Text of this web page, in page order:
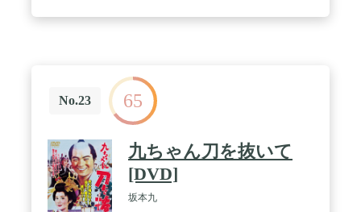
No.23 65
九ちゃん刀を抜いて
[DVD]
坂本九